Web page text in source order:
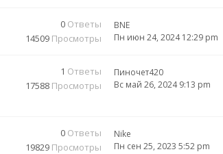
0 Ответы
14509 Просмотры
BNE
Пн июн 24, 2024 12:29 pm
1 Ответы
17588 Просмотры
Пиночет420
Вс май 26, 2024 9:13 pm
0 Ответы
19829 Просмотры
Nike
Пн сен 25, 2023 5:52 pm